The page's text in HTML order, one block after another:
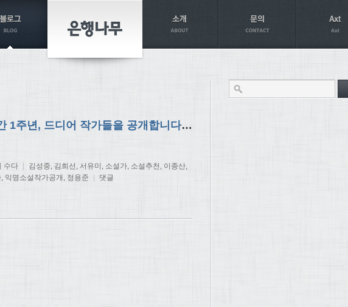
<익명소설> 출간 1주년, 드디어 작가들을 공개합니다!! [2탄]
수다 김성중, 김희선 , 서유미 , 소설가, 소설추천 , 이종산,
, 익명소설작가공개 , 정용준 댓글